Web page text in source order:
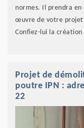
normes. Il prendra en
œuvre de votre
Confiez-lui la création
Projet de
poutre IPN :
22